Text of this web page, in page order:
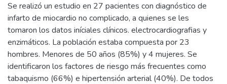
Se realizó un estudio en 27 pacientes con diagnóstico de
infarto de miocardio no complicado, a quienes se les
tomaron los datos iníciales clínicos. electrocardiografias y
enzimáticos. La población estaba compuesta por 23
hombres. Menores de 50 años (85%) y 4 mujeres. Se
identificaron los factores de riesgo más frecuentes como
tabaquismo (66%) e hipertensión arterial (40%). De todos